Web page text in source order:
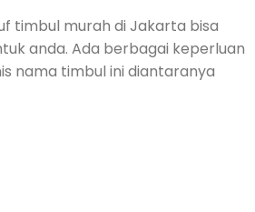
timbul murah di Jakarta bisa
anda. Ada berbagai keperluan
nama timbul ini diantaranya